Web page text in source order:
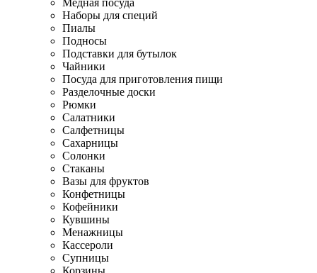
Медная посуда
Наборы для специй
Пиалы
Подносы
Подставки для бутылок
Чайники
Посуда для приготовления пищи
Разделочные доски
Рюмки
Салатники
Салфетницы
Сахарницы
Солонки
Стаканы
Вазы для фруктов
Конфетницы
Кофейники
Кувшины
Менажницы
Кассероли
Супницы
Корзины